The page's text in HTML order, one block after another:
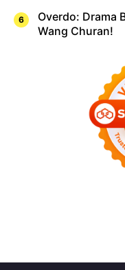
Overdo: Drama
Wang Churan!